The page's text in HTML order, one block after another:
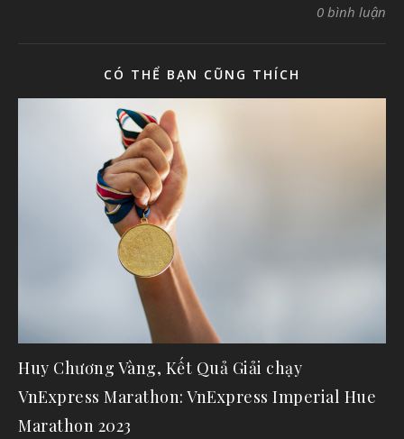
0 bình luận
CÓ THỂ BẠN CŨNG THÍCH
Huy Chương Vàng, Kết Quả Giải chạy
VnExpress Marathon: VnExpress Imperial Hue
Marathon 2023